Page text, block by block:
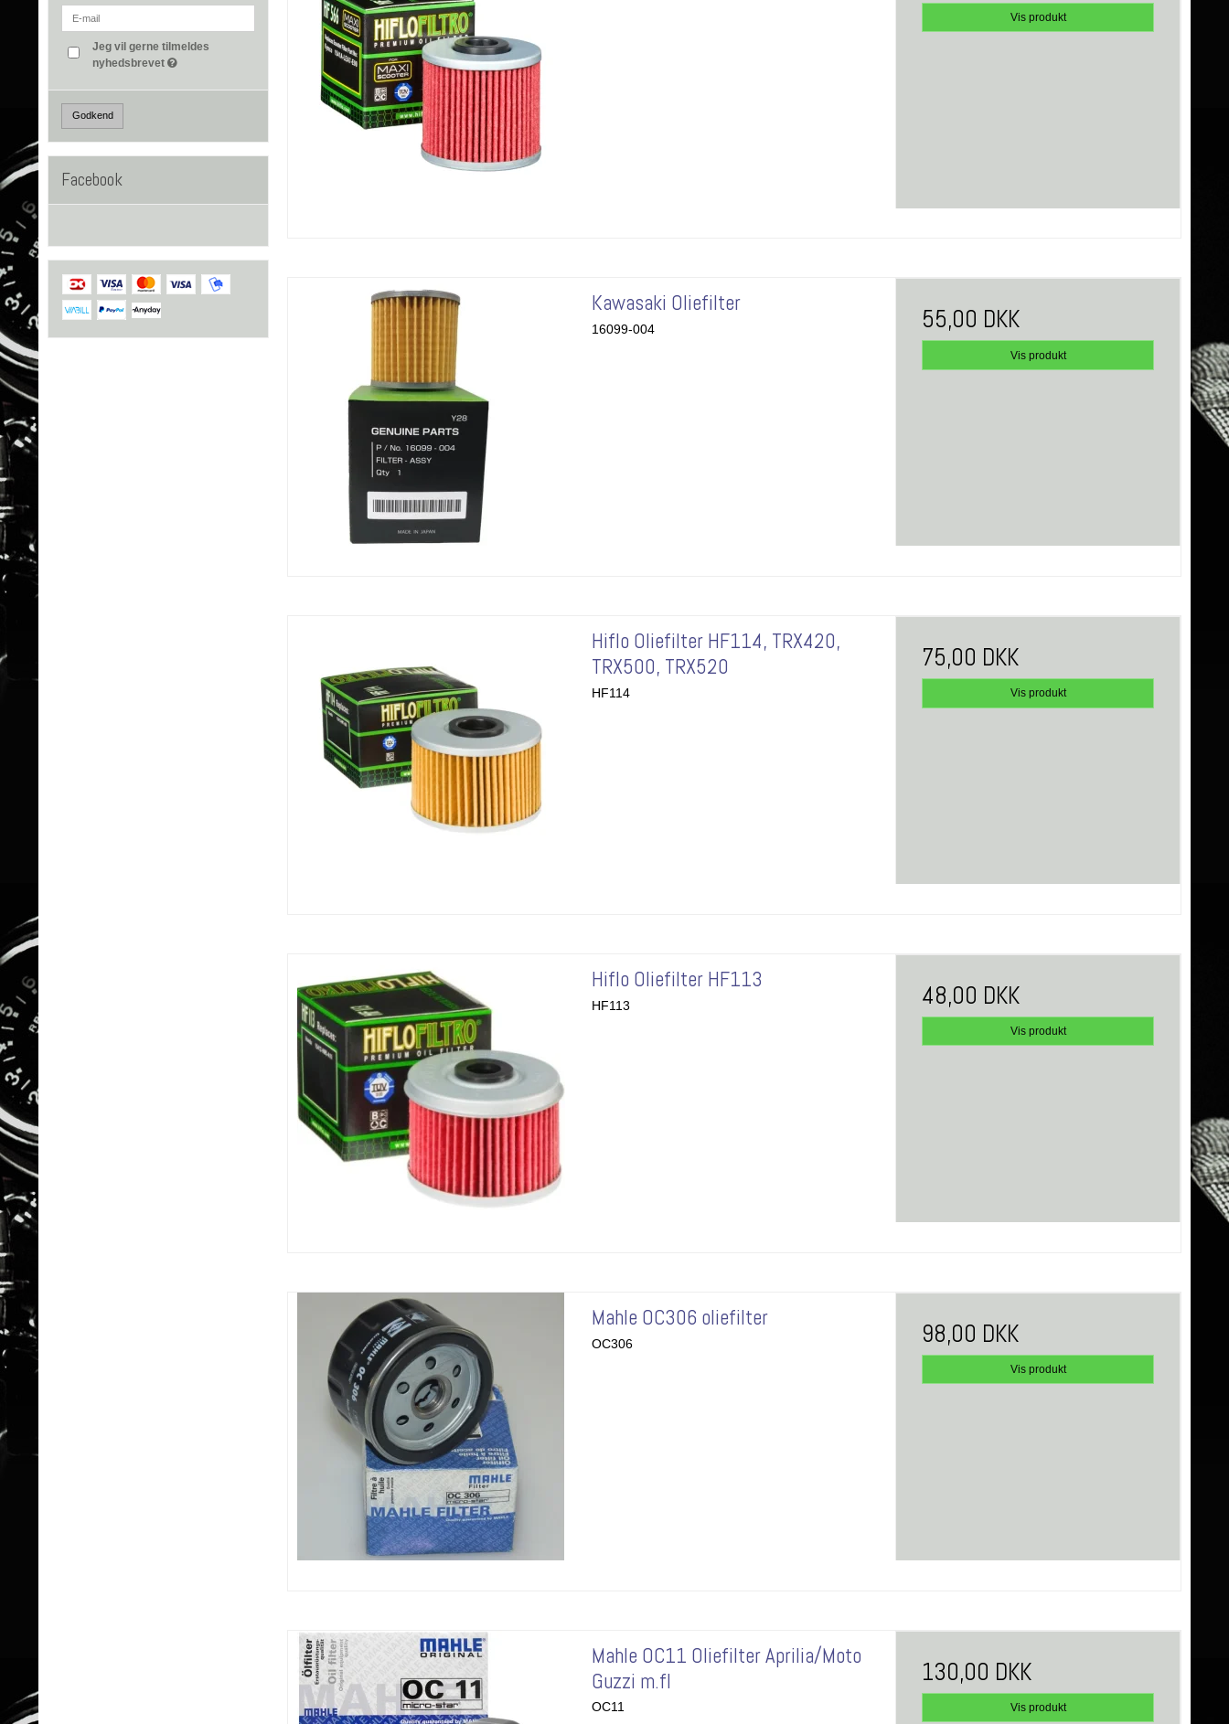
Jeg vil gerne tilmeldes
nyhedsbrevet
Godkend
Facebook
Vis produkt
Kawasaki Oliefilter
16099-004 55,00 DKK
Vis produkt
Hiflo Oliefilter HF114, TRX420,
TRX500, TRX520
HF114
75,00 DKK
Vis produkt
Hiflo Oliefilter HF113
HF113 48,00 DKK
Vis produkt
Mahle OC306 oliefilter
OC306 98,00 DKK
Vis produkt
Mahle OC11 Oliefilter Aprilia/Moto
Guzzi m.fl
OC11
130,00 DKK
Vis produkt